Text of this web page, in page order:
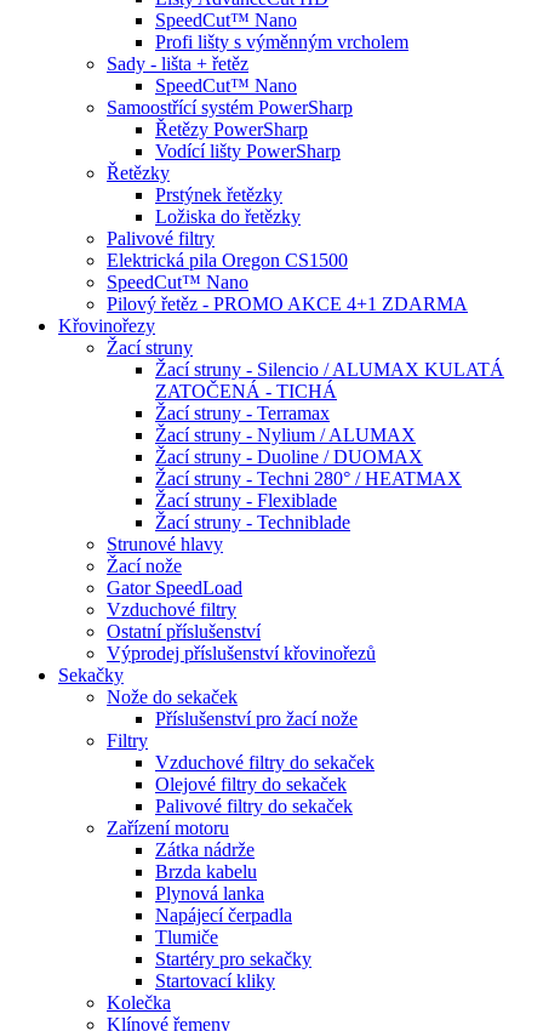
SpeedCut™ Nano
Profi lišty s výměnným vrcholem
Sady - lišta + řetěz
SpeedCut™ Nano
Samoostřící systém PowerSharp
Řetězy PowerSharp
Vodící lišty PowerSharp
Řetězky
Prstýnek řetězky
Ložiska do řetězky
Palivové filtry
Elektrická pila Oregon CS1500
SpeedCut™ Nano
Pilový řetěz - PROMO AKCE 4+1 ZDARMA
Křovinořezy
Žací struny
Žací struny - Silencio / ALUMAX KULATÁ
ZATOČENÁ - TICHÁ
Žací struny - Terramax
Žací struny - Nylium / ALUMAX
Žací struny - Duoline / DUOMAX
Žací struny - Techni 280° / HEATMAX
Žací struny - Flexiblade
Žací struny - Techniblade
Strunové hlavy
Žací nože
Gator SpeedLoad
Vzduchové filtry
Ostatní příslušenství
Výprodej příslušenství křovinořezů
Sekačky
Nože do sekaček
Příslušenství pro žací nože
Filtry
Vzduchové filtry do sekaček
Olejové filtry do sekaček
Palivové filtry do sekaček
Zařízení motoru
Zátka nádrže
Brzda kabelu
Plynová lanka
Napájecí čerpadla
Tlumiče
Startéry pro sekačky
Startovací kliky
Kolečka
Klínové řemeny